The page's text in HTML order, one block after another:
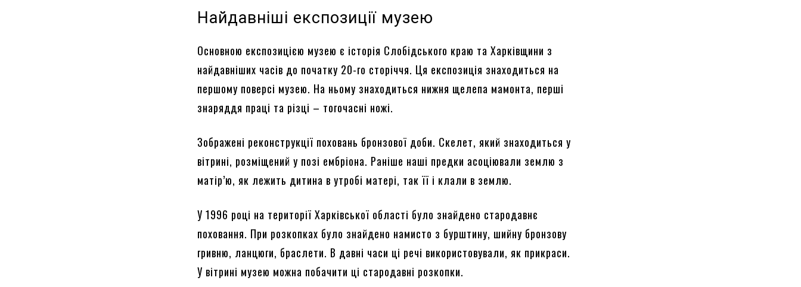
Найдавніші експозиції музею
Основною експозицією музею є історія Слобідського краю та Харківщини з
найдавніших часів до початку 20-го сторіччя. Ця експозиція знаходиться на
першому поверсі музею. На ньому знаходиться нижня щелепа мамонта, перші
знаряддя праці та різці – тогочасні ножі.
Зображені реконструкції поховань бронзової доби. Скелет, який знаходиться у
вітрині, розміщений у позі ембріона. Раніше наші предки асоціювали землю з
матір’ю, як лежить дитина в утробі матері, так її і клали в землю.
У 1996 році на території Харківської області було знайдено стародавнє
поховання. При розкопках було знайдено намисто з бурштину, шийну бронзову
гривню, ланцюги, браслети. В давні часи ці речі використовували, як прикраси.
У вітрині музею можна побачити ці стародавні розкопки.